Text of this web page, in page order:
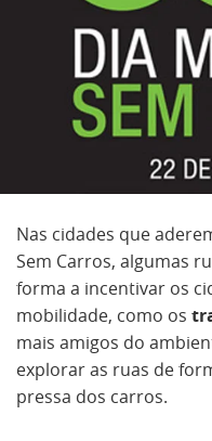
Nas cidades que
Sem Carros, algumas
forma a incentivar os
mobilidade, como os
mais amigos do
explorar as ruas de
pressa dos carros.